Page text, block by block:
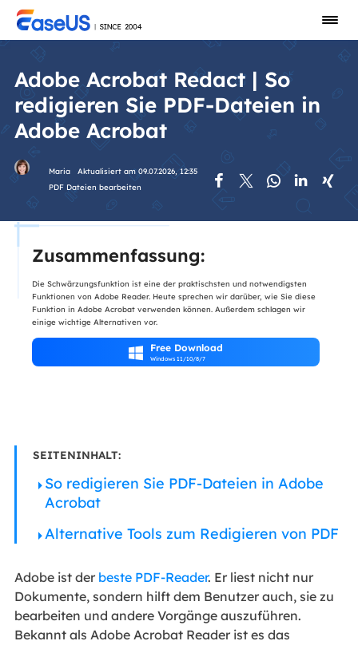
Adobe Acrobat Redact | So
redigieren Sie PDF-Dateien in
Adobe Acrobat
Maria
Aktualisiert am 09.07.2026, 12:35
PDF Dateien bearbeiten
    
Zusammenfassung:
Die Schwärzungsfunktion ist eine der praktischsten und notwendigsten
Funktionen von Adobe Reader. Heute sprechen wir darüber, wie Sie diese
Funktion in Adobe Acrobat verwenden können. Außerdem schlagen wir
einige wichtige Alternativen vor.
 Free Download
Windows 11/10/8/7
SEITENINHALT:
So redigieren Sie PDF-Dateien in Adobe
Acrobat
Alternative Tools zum Redigieren von PDF
Adobe ist der beste PDF-Reader. Er liest nicht nur
Dokumente, sondern hilft dem Benutzer auch, sie zu
bearbeiten und andere Vorgänge auszuführen.
Bekannt als Adobe Acrobat Reader ist es das